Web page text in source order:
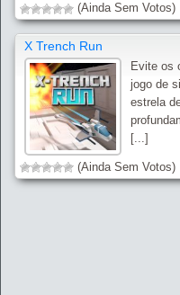
(Ainda Sem Votos)
X Trench Run
Evite os
jogo de
estrela
[...]
(Ainda Sem Votos)